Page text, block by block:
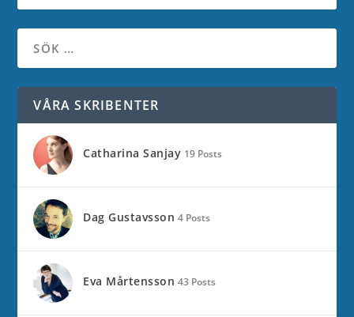
VÅRA SKRIBENTER
Catharina Sanjay 19 Posts
Dag Gustavsson 4 Posts
Eva Mårtensson 43 Posts